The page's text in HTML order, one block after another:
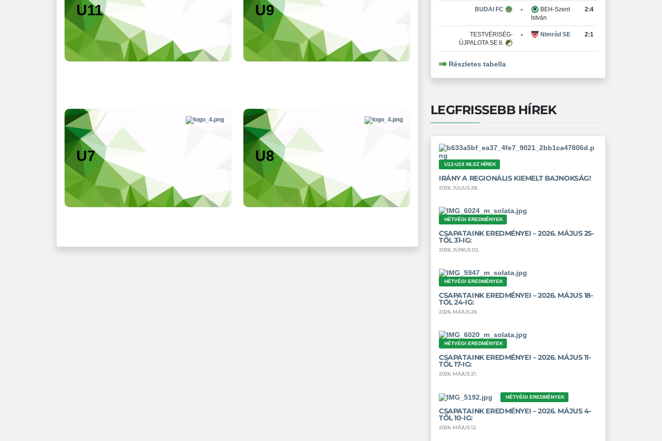
U11 U9
U7 U8
BUDAI FC -
BEH-Szent
István
2:4
TESTVÉRISÉG-
ÚJPALOTA SE II.
- Nimród SE 2:1
Részletes tabella
LEGFRISSEBB HÍREK
U12-U19 MLSZ HÍREK
IRÁNY A REGIONÁLIS KIEMELT BAJNOKSÁG!
2026. JÚLIUS 28.
HÉTVÉGI EREDMÉNYEK
CSAPATAINK EREDMÉNYEI – 2026. MÁJUS 25-
TŐL 31-IG:
2026. JÚNIUS 02.
HÉTVÉGI EREDMÉNYEK
CSAPATAINK EREDMÉNYEI – 2026. MÁJUS 18-
TÓL 24-IG:
2026. MÁJUS 26.
HÉTVÉGI EREDMÉNYEK
CSAPATAINK EREDMÉNYEI – 2026. MÁJUS 11-
TŐL 17-IG:
2026. MÁJUS 21.
HÉTVÉGI EREDMÉNYEK
CSAPATAINK EREDMÉNYEI – 2026. MÁJUS 4-
TŐL 10-IG:
2026. MÁJUS 12.